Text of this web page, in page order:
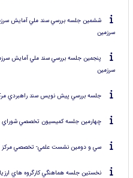
ششمين جلسه بررسي سند ملي آمايش
سرزمين
پنجمين جلسه بررسي سند ملي آمايش
سرزمين
جلسه بررسي پيش نويس سند راهبردي
چهارمين جلسه كميسيون تخصصي شوراي
سي و دومين نشست علمي- تخصصي مركز
نخستين جلسه هماهنگي كارگروه هاي